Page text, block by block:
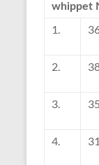
whippet
1.
2.
3.
4.